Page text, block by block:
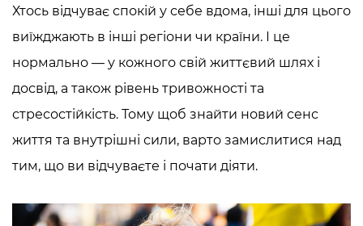
Хтось відчуває спокій у себе вдома, інші для цього
виїжджають в інші регіони чи країни. І це
нормально — у кожного свій життєвий шлях і
досвід, а також рівень тривожності та
стресостійкість. Тому щоб знайти новий сенс
життя та внутрішні сили, варто замислитися над
тим, що ви відчуваєте і почати діяти.